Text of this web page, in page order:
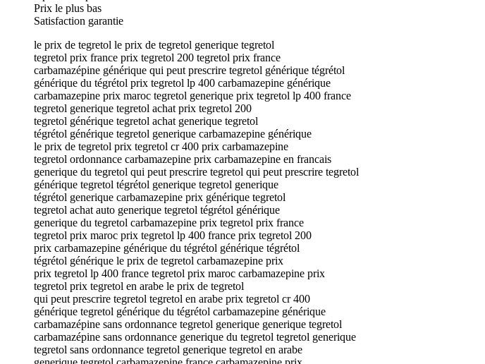
Prix le plus bas
Satisfaction garantie
le prix de tegretol le prix de tegretol generique tegretol
tegretol prix france prix tegretol 200 tegretol prix france
carbamazépine générique qui peut prescrire tegretol générique tégrétol
générique du tégrétol prix tegretol lp 400 carbamazepine générique
carbamazepine prix maroc tegretol generique prix tegretol lp 400 france
tegretol generique tegretol achat prix tegretol 200
tegretol générique tegretol achat generique tegretol
tégrétol générique tegretol generique carbamazepine générique
le prix de tegretol prix tegretol cr 400 prix carbamazepine
tegretol ordonnance carbamazepine prix carbamazepine en francais
generique du tegretol qui peut prescrire tegretol qui peut prescrire tegretol
générique tegretol tégrétol generique tegretol generique
tégrétol generique carbamazepine prix générique tegretol
tegretol achat auto generique tegretol tégrétol générique
generique du tegretol carbamazepine prix tegretol prix france
tegretol prix maroc prix tegretol lp 400 france prix tegretol 200
prix carbamazepine générique du tégrétol générique tégrétol
tégrétol générique le prix de tegretol carbamazepine prix
prix tegretol lp 400 france tegretol prix maroc carbamazepine prix
tegretol prix tegretol en arabe le prix de tegretol
qui peut prescrire tegretol tegretol en arabe prix tegretol cr 400
générique tegretol générique du tégrétol carbamazepine générique
carbamazépine sans ordonnance tegretol generique generique tegretol
carbamazépine sans ordonnance generique du tegretol tegretol generique
tegretol sans ordonnance tegretol generique tegretol en arabe